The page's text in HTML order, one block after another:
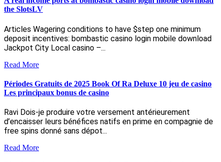
the SlotsLV
Articles Wagering conditions to have $step one minimum
deposit incentives: bombastic casino login mobile download
Jackpot City Local casino –...
Read MoreRead
Périodes Gratuits de 2025 Book Of Ra Deluxe 10 jeu de casino
Les principaux bonus de casino
Ravi Dois-je produire votre versement antérieurement
d’encaisser leurs bénéfices natifs en prime en compagnie de
free spins donné sans dépot...
Read MoreRead